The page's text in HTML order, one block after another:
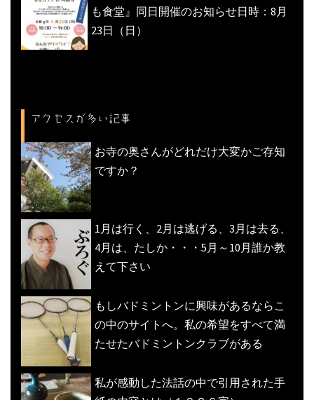
も食堂』同日開催のお知らせ日時：8月
23日（日）
アクセスが多い記事
お寺の奥さんがどれだけ大変かご存知
ですか？
1月は行く、2月は逃げる、3月は去る、
4月は、たしか・・・5月～10月誰か教
えて下さい
もしバドミントンに興味があるならこ
の中のサイトへ。私の希望をすべて満
たせたバドミントンクラブがある
私が感動した法話の中で引用された手